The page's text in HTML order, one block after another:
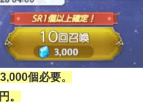
個必要。
。